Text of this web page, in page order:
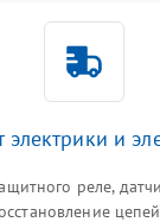
электрики и
реле,